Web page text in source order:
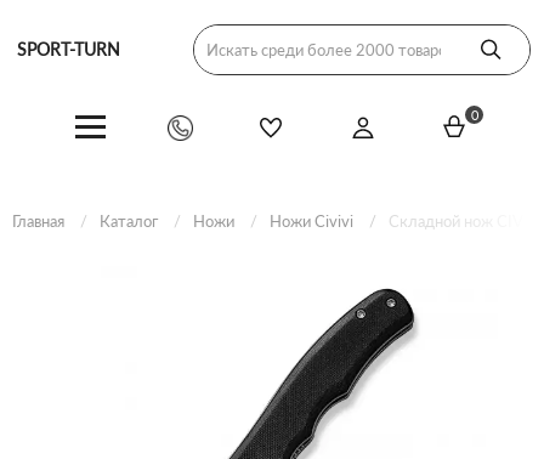
SPORT-TURN
0
Главная Каталог Ножи Ножи Civivi Складной нож